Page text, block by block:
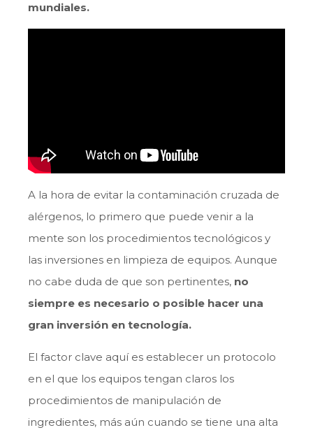
mundiales.
A la hora de evitar la contaminación cruzada de
alérgenos, lo primero que puede venir a la
mente son los procedimientos tecnológicos y
las inversiones en limpieza de equipos. Aunque
no cabe duda de que son pertinentes, no
siempre es necesario o posible hacer una
gran inversión en tecnología.
El factor clave aquí es establecer un protocolo
en el que los equipos tengan claros los
procedimientos de manipulación de
ingredientes, más aún cuando se tiene una alta